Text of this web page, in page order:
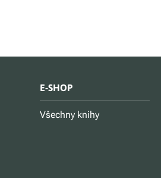
E-SHOP
Všechny knihy